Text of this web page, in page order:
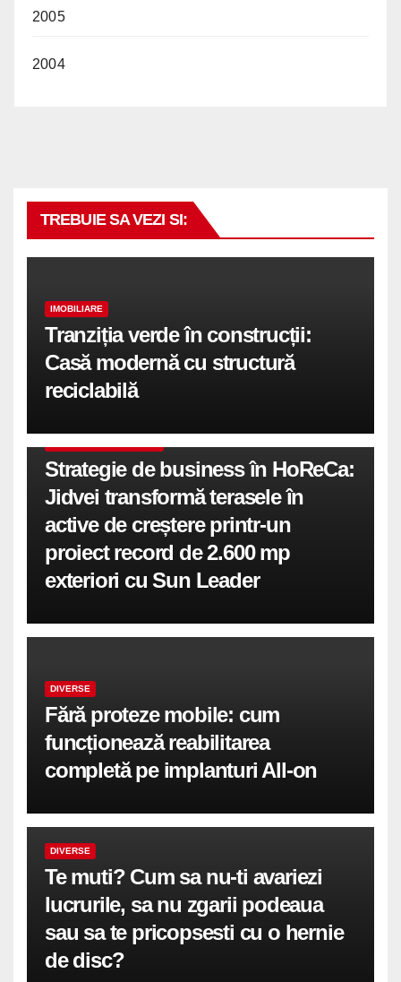
2005
2004
TREBUIE SA VEZI SI:
IMOBILIARE
Tranziția verde în construcții:
Casă modernă cu structură
reciclabilă
Strategie de business în HoReCa:
Jidvei transformă terasele în
active de creștere printr-un
proiect record de 2.600 mp
exteriori cu Sun Leader
DIVERSE
Fără proteze mobile: cum
funcționează reabilitarea
completă pe implanturi All-on
DIVERSE
Te muti? Cum sa nu-ti avariezi
lucrurile, sa nu zgarii podeaua
sau sa te pricopsesti cu o hernie
de disc?